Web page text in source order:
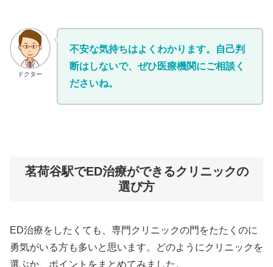
ドクター
不安な気持ちはよくわかります。自己判
断はしないで、ぜひ医療機関にご相談く
ださいね。
茗荷谷駅でED治療ができるクリニックの
選び方
ED治療をしたくても、専門クリニックの門をたたくのに
勇気がいる方も多いと思います。どのようにクリニックを
選ぶか、ポイントをまとめてみました。